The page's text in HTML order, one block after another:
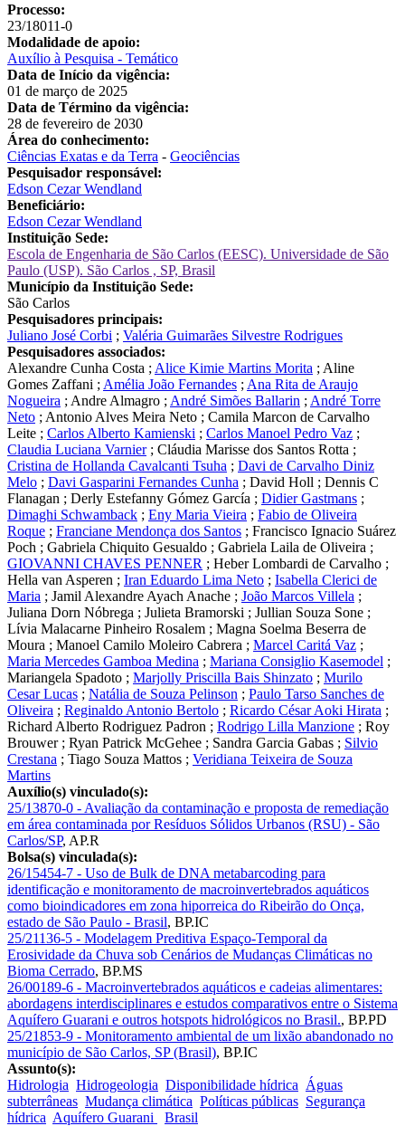
Processo:
23/18011-0
Modalidade de apoio:
Auxílio à Pesquisa - Temático
Data de Início da vigência:
01 de março de 2025
Data de Término da vigência:
28 de fevereiro de 2030
Área do conhecimento:
Ciências Exatas e da Terra - Geociências
Pesquisador responsável:
Edson Cezar Wendland
Beneficiário:
Edson Cezar Wendland
Instituição Sede:
Escola de Engenharia de São Carlos (EESC). Universidade de São
Paulo (USP). São Carlos , SP, Brasil
Município da Instituição Sede:
São Carlos
Pesquisadores principais:
Juliano José Corbi ; Valéria Guimarães Silvestre Rodrigues
Pesquisadores associados:
Alexandre Cunha Costa ; Alice Kimie Martins Morita ; Aline
Gomes Zaffani ; Amélia João Fernandes ; Ana Rita de Araujo
Nogueira ; Andre Almagro ; André Simões Ballarin ; André Torre
Neto ; Antonio Alves Meira Neto ; Camila Marcon de Carvalho
Leite ; Carlos Alberto Kamienski ; Carlos Manoel Pedro Vaz ;
Claudia Luciana Varnier; Cláudia Marisse dos Santos Rotta ;
Cristina de Hollanda Cavalcanti Tsuha ; Davi de Carvalho Diniz
Melo ; Davi Gasparini Fernandes Cunha ; David Holl ; Dennis C
Flanagan ; Derly Estefanny Gómez García ; Didier Gastmans ;
Dimaghi Schwamback ; Eny Maria Vieira ; Fabio de Oliveira
Roque ; Franciane Mendonça dos Santos ; Francisco Ignacio Suárez
Poch ; Gabriela Chiquito Gesualdo ; Gabriela Laila de Oliveira ;
GIOVANNI CHAVES PENNER ; Heber Lombardi de Carvalho ;
Hella van Asperen ; Iran Eduardo Lima Neto ; Isabella Clerici de
Maria ; Jamil Alexandre Ayach Anache ; João Marcos Villela ;
Juliana Dorn Nóbrega ; Julieta Bramorski ; Jullian Souza Sone ;
Lívia Malacarne Pinheiro Rosalem ; Magna Soelma Beserra de
Moura ; Manoel Camilo Moleiro Cabrera ; Marcel Caritá Vaz ;
Maria Mercedes Gamboa Medina ; Mariana Consiglio Kasemodel ;
Mariangela Spadoto ; Marjolly Priscilla Bais Shinzato ; Murilo
Cesar Lucas ; Natália de Souza Pelinson ; Paulo Tarso Sanches de
Oliveira ; Reginaldo Antonio Bertolo ; Ricardo César Aoki Hirata ;
Richard Alberto Rodriguez Padron ; Rodrigo Lilla Manzione ; Roy
Brouwer ; Ryan Patrick McGehee ; Sandra Garcia Gabas ; Silvio
Crestana ; Tiago Souza Mattos ; Veridiana Teixeira de Souza
Martins
Auxílio(s) vinculado(s):
25/13870-0 - Avaliação da contaminação e proposta de remediação
em área contaminada por Resíduos Sólidos Urbanos (RSU) - São
Carlos/SP, AP.R
Bolsa(s) vinculada(s):
26/15454-7 - Uso de Bulk de DNA metabarcoding para
identificação e monitoramento de macroinvertebrados aquáticos
como bioindicadores em zona hiporreica do Ribeirão do Onça,
estado de São Paulo - Brasil, BP.IC
25/21136-5 - Modelagem Preditiva Espaço-Temporal da
Erosividade da Chuva sob Cenários de Mudanças Climáticas no
Bioma Cerrado, BP.MS
26/00189-6 - Macroinvertebrados aquáticos e cadeias alimentares:
abordagens interdisciplinares e estudos comparativos entre o Sistema
Aquífero Guarani e outros hotspots hidrológicos no Brasil., BP.PD
25/21853-9 - Monitoramento ambiental de um lixão abandonado no
município de São Carlos, SP (Brasil), BP.IC
Assunto(s):
Hidrologia Hidrogeologia Disponibilidade hídrica Águas
subterrâneas Mudança climática Políticas públicas Segurança
hídrica Aquífero Guarani
Brasil